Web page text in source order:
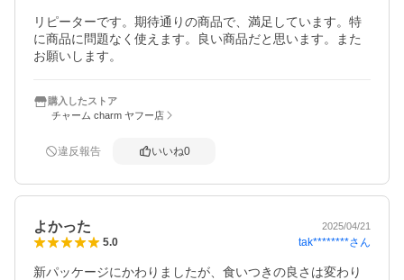
リピーターです。期待通りの商品で、満足しています。特
に商品に問題なく使えます。良い商品だと思います。また
お願いします。
購入したストア
チャーム charm ヤフー店
違反報告 いいね0
よかった 2025/04/21
5.0 tak********さん
新パッケージにかわりましたが、食いつきの良さは変わり